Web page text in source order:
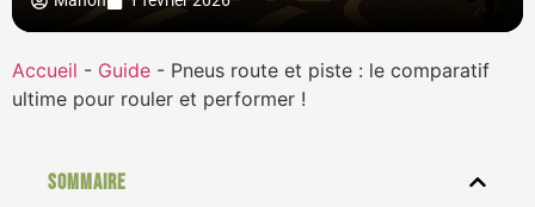
Accueil - Guide - Pneus route et piste : le comparatif
ultime pour rouler et performer !
Sommaire